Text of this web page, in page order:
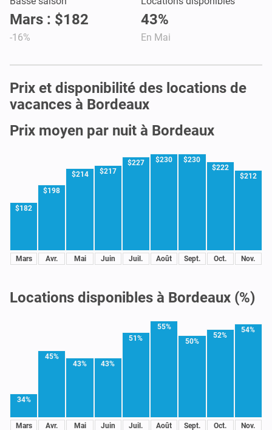
Mars : $182
-16%
43%
En Mai
Prix et disponibilité des locations de
vacances à Bordeaux
Prix moyen par nuit à Bordeaux
$182
Mars
$198
Avr.
$214
Mai
$217
Juin
$227
Juil.
$230
Août
$230
Sept.
$222
Oct.
$212
Nov.
Locations disponibles à Bordeaux (%)
34%
Mars
45%
Avr.
43%
Mai
43%
Juin
51%
Juil.
55%
Août
50%
Sept.
52%
Oct.
54%
Nov.